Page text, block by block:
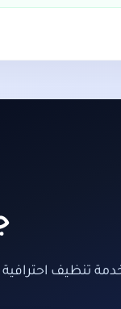
تنظيف احترافية